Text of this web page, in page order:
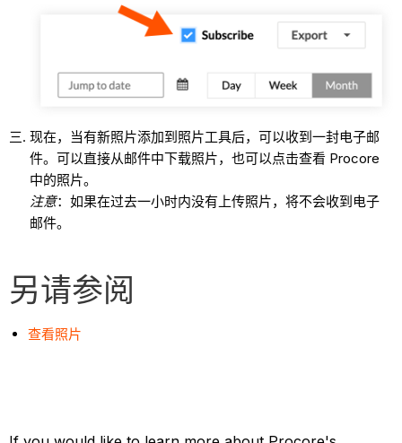
现在，当有新照片添加到照片工具后，可以收到一封电子邮
件。可以直接从邮件中下载照片，也可以点击查看 Procore
中的照片。
注意：如果在过去一小时内没有上传照片，将不会收到电子
邮件。
另请参阅
查看照片